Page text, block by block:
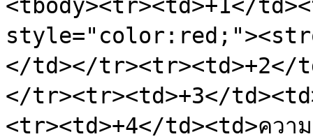
<tbody><tr><td>+1</
</td></tr><tr><td>+2</
</tr><tr><td>+3</
<tr><td>+4</td><td>ควา